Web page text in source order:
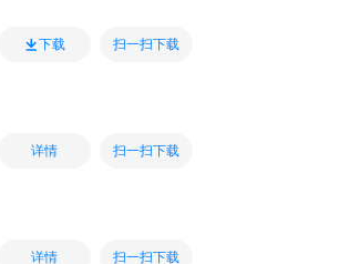
下载 扫一扫下载
详情 扫一扫下载
详情 扫一扫下载